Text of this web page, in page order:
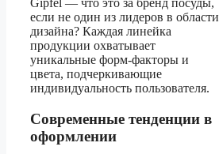
Gipfel — что это за бренд посуды,
если не один из лидеров в области
дизайна? Каждая линейка
продукции охватывает
уникальные форм-факторы и
цвета, подчеркивающие
индивидуальность пользователя.
Современные тенденции в
оформлении